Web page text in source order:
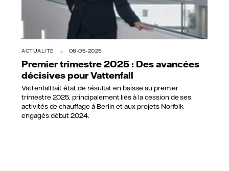
ACTUALITÉ 06-05-2025
Premier trimestre 2025 : Des avancées
décisives pour Vattenfall
Vattenfall fait état de résultat en baisse au premier
trimestre 2025, principalement liés à la cession de ses
activités de chauffage à Berlin et aux projets Norfolk
engagés début 2024.